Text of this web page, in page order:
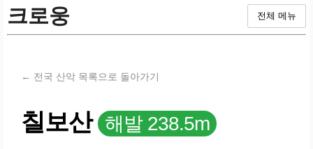
크로웅 전체 메뉴
← 전국 산악 목록으로 돌아가기
칠보산 해발 238.5m